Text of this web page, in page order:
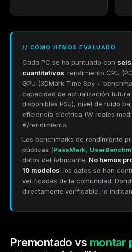
// CÓMO HEMOS EVALUADO
Cada PC se ha puntuado con
cuantitativos: rendimiento CPU
GPU (3DMark Time Spy +
capacidad de actualización
disponibles PSU), nivel de ruido
eficiencia eléctrica (W reales
€/rendimiento.
Los benchmarks de rendimiento
públicas (PassMark,
datos del fabricante. No hemos
10 modelos: los datos se han
verificadas de la comunidad.
directamente verificable, lo
Premontado vs montar